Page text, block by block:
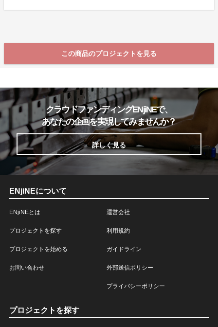
この商品のプロジェクトを見る
クラウドファンディングENjiNEで、
あなたの企画を実現してみませんか？
詳しく見る
ENjiNEについて
ENjiNEとは
プロジェクトを探す
プロジェクトを始める
お問い合わせ
運営会社
利用規約
ガイドライン
外部送信ポリシー
プライバシーポリシー
プロジェクトを探す